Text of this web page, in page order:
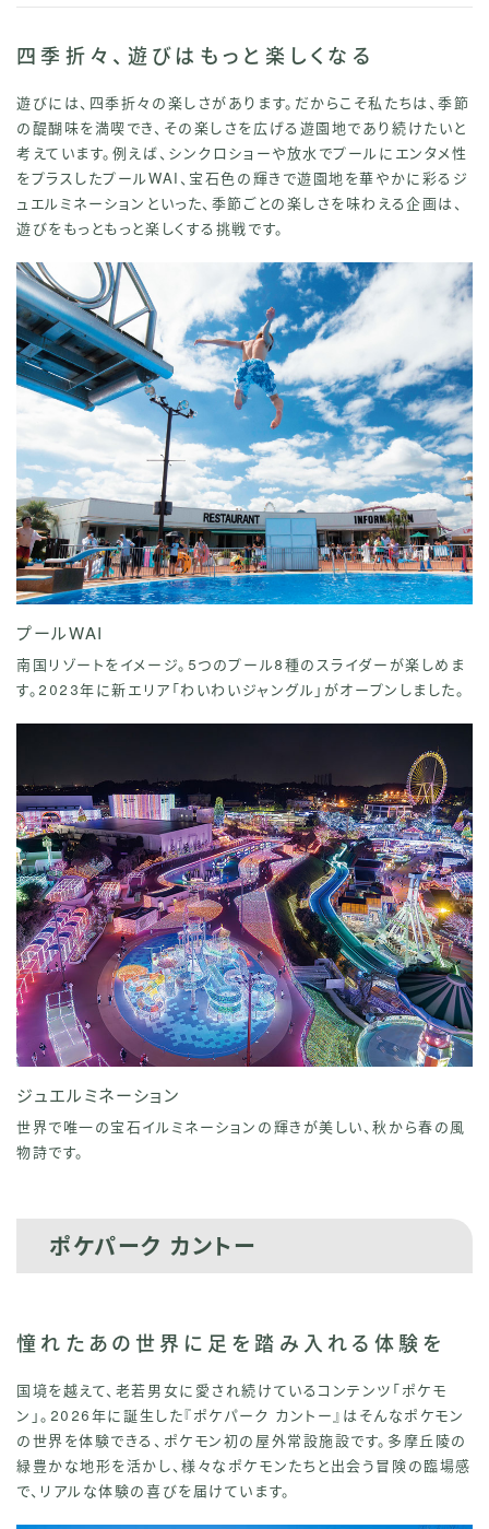
四季折々、遊びはもっと楽しくなる
遊びには、四季折々の楽しさがあります。だからこそ私たちは、季節
の醍醐味を満喫でき、その楽しさを広げる遊園地であり続けたいと
考えています。例えば、シンクロショーや放水でプールにエンタメ性
をプラスしたプールWAI、宝石色の輝きで遊園地を華やかに彩るジ
ュエルミネーションといった、季節ごとの楽しさを味わえる企画は、
遊びをもっともっと楽しくする挑戦です。
プールWAI
南国リゾートをイメージ。5つのプール8種のスライダーが楽しめま
す。2023年に新エリア「わいわいジャングル」がオープンしました。
ジュエルミネーション
世界で唯一の宝石イルミネーションの輝きが美しい、秋から春の風
物詩です。
ポケパーク カントー
憧れたあの世界に足を踏み入れる体験を
国境を越えて、老若男女に愛され続けているコンテンツ「ポケモ
ン」。2026年に誕生した『ポケパーク カントー』はそんなポケモン
の世界を体験できる、ポケモン初の屋外常設施設です。多摩丘陵の
緑豊かな地形を活かし、様々なポケモンたちと出会う冒険の臨場感
で、リアルな体験の喜びを届けています。